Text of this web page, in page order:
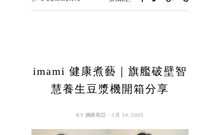
imami 健康煮藝｜旗艦破壁智
慧養生豆漿機開箱分享
BY 媽咪莉亞 - 3月 14, 2025